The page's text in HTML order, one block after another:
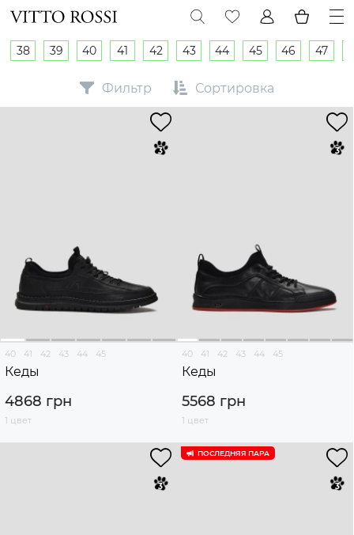
38 39 40 41 42 43 44 45 46 47
Фильтр Сортировка
40 41 42 43 44 45
Кеды
4868 грн
1 цвет
40 41 42 43 44 45
Кеды
5568 грн
1 цвет
ПОСЛЕДНЯЯ ПАРА